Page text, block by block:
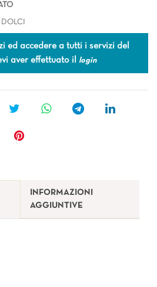
DOLCI
ed accedere a tutti i servizi del
aver effettuato il login
INFORMAZIONI
AGGIUNTIVE